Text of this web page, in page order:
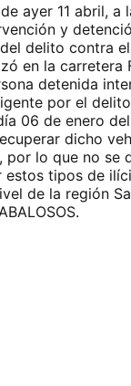
ayer 11 abril, a
y
delito contra el
en la carretera
detenida
por el
06 de enero
dicho
lo que no se
estos tipos de
de la región